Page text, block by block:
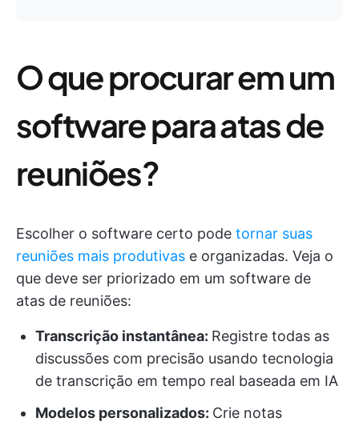
O que procurar em um
software para atas de
reuniões?
Escolher o software certo pode tornar suas
reuniões mais produtivas e organizadas. Veja o
que deve ser priorizado em um software de
atas de reuniões:
Transcrição instantânea: Registre todas as
discussões com precisão usando tecnologia
de transcrição em tempo real baseada em IA
Modelos personalizados: Crie notas